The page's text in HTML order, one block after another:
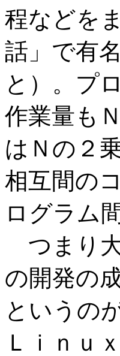
程などを
話」で有
と）。プ
作業量も
はＮの２
相互間の
ログラム
つまり
の開発の
というの
Ｌｉｎｕ